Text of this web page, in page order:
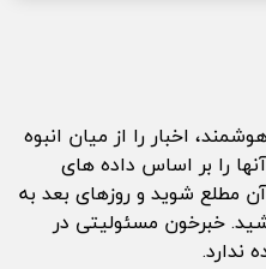
اخبار را از میان انبوه
را بر اساس داده های
مطلع شوید و روزهای بعد به
خبرخون مسئولیتی در